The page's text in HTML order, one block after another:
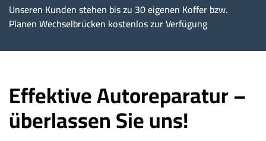
Unseren Kunden stehen bis zu 30 eigenen Koffer bzw.
Planen Wechselbrücken kostenlos zur Verfügung
Effektive Autoreparatur –
überlassen Sie uns!